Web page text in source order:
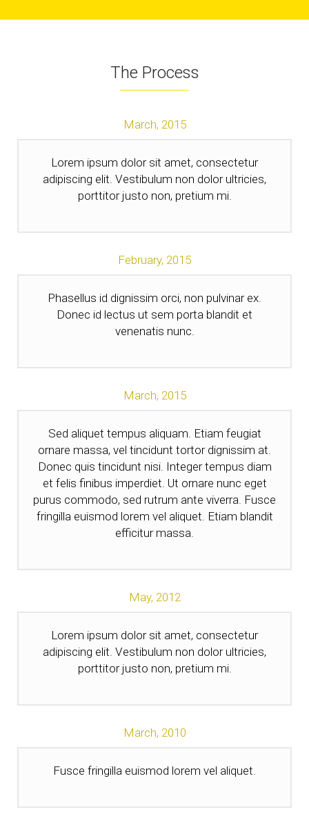
The Process
March, 2015
Lorem ipsum dolor sit amet, consectetur
adipiscing elit. Vestibulum non dolor ultricies,
porttitor justo non, pretium mi.
February, 2015
Phasellus id dignissim orci, non pulvinar ex.
Donec id lectus ut sem porta blandit et
venenatis nunc.
March, 2015
Sed aliquet tempus aliquam. Etiam feugiat
ornare massa, vel tincidunt tortor dignissim at.
Donec quis tincidunt nisi. Integer tempus diam
et felis finibus imperdiet. Ut ornare nunc eget
purus commodo, sed rutrum ante viverra. Fusce
fringilla euismod lorem vel aliquet. Etiam blandit
efficitur massa.
May, 2012
Lorem ipsum dolor sit amet, consectetur
adipiscing elit. Vestibulum non dolor ultricies,
porttitor justo non, pretium mi.
March, 2010
Fusce fringilla euismod lorem vel aliquet.